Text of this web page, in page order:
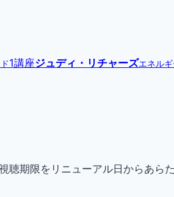
1講座ジュディ・リチャーズエネル
期限をリニューアル日からあ